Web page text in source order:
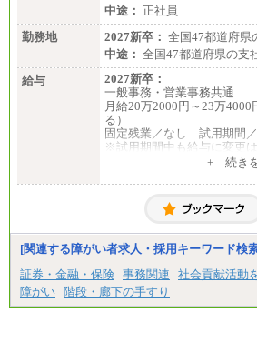
中途： 正社員
勤務地
2027新卒： 全国47都道府
中途： 全国47都道府県の支
給与
2027新卒：
一般事務・営業事務共通
月給20万2000円～23万
る）
固定残業／なし 試用期間／
※試用期間中も給与に変更は
月給20万2000円～23万4000
固定残業／なし 試用期間／
+ 続き
[関連する障がい者求人・採用キーワード検
証券・金融・保険 事務関連 社会貢献活動
障がい 階段・廊下の手すり